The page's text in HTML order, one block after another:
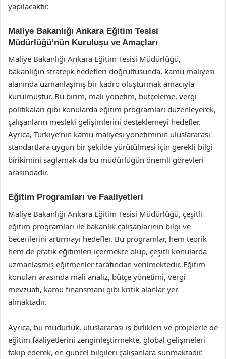
yapılacaktır.
Maliye Bakanlığı Ankara Eğitim Tesisi
Müdürlüğü’nün Kuruluşu ve Amaçları
Maliye Bakanlığı Ankara Eğitim Tesisi Müdürlüğü,
bakanlığın stratejik hedefleri doğrultusunda, kamu maliyesi
alanında uzmanlaşmış bir kadro oluşturmak amacıyla
kurulmuştur. Bu birim, mali yönetim, bütçeleme, vergi
politikaları gibi konularda eğitim programları düzenleyerek,
çalışanların mesleki gelişimlerini desteklemeyi hedefler.
Ayrıca, Türkiye’nin kamu maliyesi yönetiminin uluslararası
standartlara uygun bir şekilde yürütülmesi için gerekli bilgi
birikimini sağlamak da bu müdürlüğün önemli görevleri
arasındadır.
Eğitim Programları ve Faaliyetleri
Maliye Bakanlığı Ankara Eğitim Tesisi Müdürlüğü, çeşitli
eğitim programları ile bakanlık çalışanlarının bilgi ve
becerilerini artırmayı hedefler. Bu programlar, hem teorik
hem de pratik eğitimleri içermekte olup, çeşitli konularda
uzmanlaşmış eğitmenler tarafından verilmektedir. Eğitim
konuları arasında mali analiz, bütçe yönetimi, vergi
mevzuatı, kamu finansmanı gibi kritik alanlar yer
almaktadır.
Ayrıca, bu müdürlük, uluslararası iş birlikleri ve projelerle de
eğitim faaliyetlerini zenginleştirmekte, global gelişmeleri
takip ederek, en güncel bilgileri çalışanlara sunmaktadır.